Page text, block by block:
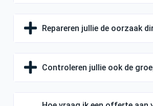
Repareren jullie de oorzaak
Controleren jullie ook de